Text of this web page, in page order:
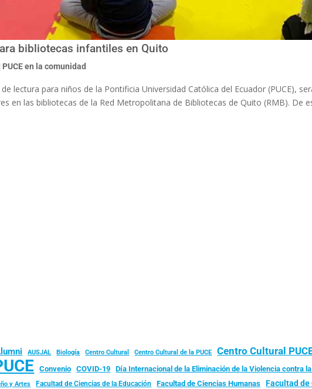
bibliotecas infantiles en Quito
PUCE en la comunidad
lectura para niños de la Pontificia Universidad Católica del Ecuador (PUCE),
en las bibliotecas de la Red Metropolitana de Bibliotecas de Quito (RMB). De
AUSJAL Biología Centro Cultural Centro Cultural de la PUCE Centro Cultural
Convenio COVID-19 Día Internacional de la Eliminación de la Violencia contra
y Artes Facultad de Ciencias de la Educación Facultad de Ciencias Humanas Facultad